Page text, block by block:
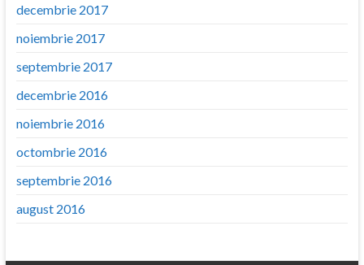
decembrie 2017
noiembrie 2017
septembrie 2017
decembrie 2016
noiembrie 2016
octombrie 2016
septembrie 2016
august 2016